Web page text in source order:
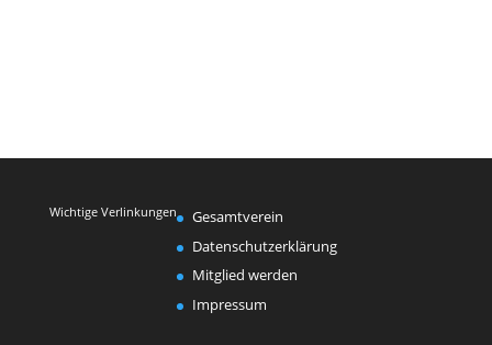
Wichtige Verlinkungen
Gesamtverein
Datenschutzerklärung
Mitglied werden
Impressum